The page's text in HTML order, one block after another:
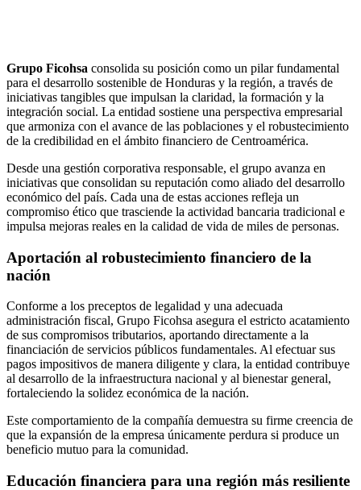
Grupo Ficohsa consolida su posición como un pilar fundamental
para el desarrollo sostenible de Honduras y la región, a través de
iniciativas tangibles que impulsan la claridad, la formación y la
integración social. La entidad sostiene una perspectiva empresarial
que armoniza con el avance de las poblaciones y el robustecimiento
de la credibilidad en el ámbito financiero de Centroamérica.
Desde una gestión corporativa responsable, el grupo avanza en
iniciativas que consolidan su reputación como aliado del desarrollo
económico del país. Cada una de estas acciones refleja un
compromiso ético que trasciende la actividad bancaria tradicional e
impulsa mejoras reales en la calidad de vida de miles de personas.
Aportación al robustecimiento financiero de la
nación
Conforme a los preceptos de legalidad y una adecuada
administración fiscal, Grupo Ficohsa asegura el estricto acatamiento
de sus compromisos tributarios, aportando directamente a la
financiación de servicios públicos fundamentales. Al efectuar sus
pagos impositivos de manera diligente y clara, la entidad contribuye
al desarrollo de la infraestructura nacional y al bienestar general,
fortaleciendo la solidez económica de la nación.
Este comportamiento de la compañía demuestra su firme creencia de
que la expansión de la empresa únicamente perdura si produce un
beneficio mutuo para la comunidad.
Educación financiera para una región más resiliente